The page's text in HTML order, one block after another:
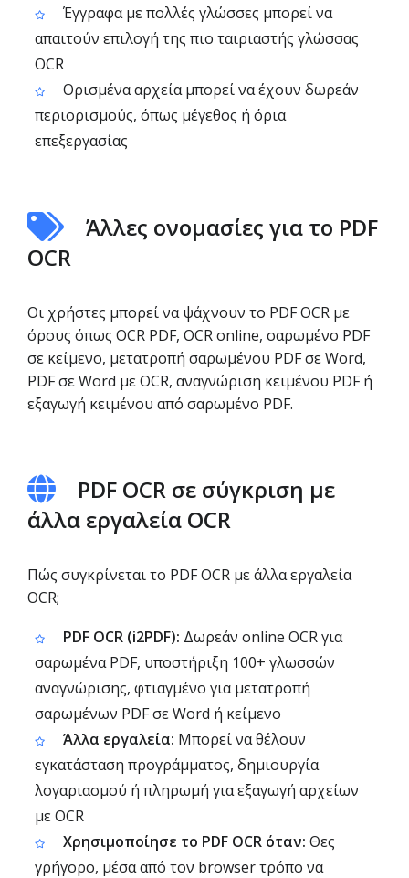
Έγγραφα με πολλές γλώσσες μπορεί να
απαιτούν επιλογή της πιο ταιριαστής γλώσσας
OCR
Ορισμένα αρχεία μπορεί να έχουν δωρεάν
περιορισμούς, όπως μέγεθος ή όρια
επεξεργασίας
Άλλες ονομασίες για το PDF
OCR
Οι χρήστες μπορεί να ψάχνουν το PDF OCR με
όρους όπως OCR PDF, OCR online, σαρωμένο PDF
σε κείμενο, μετατροπή σαρωμένου PDF σε Word,
PDF σε Word με OCR, αναγνώριση κειμένου PDF ή
εξαγωγή κειμένου από σαρωμένο PDF.
PDF OCR σε σύγκριση με
άλλα εργαλεία OCR
Πώς συγκρίνεται το PDF OCR με άλλα εργαλεία
OCR;
PDF OCR (i2PDF): Δωρεάν online OCR για
σαρωμένα PDF, υποστήριξη 100+ γλωσσών
αναγνώρισης, φτιαγμένο για μετατροπή
σαρωμένων PDF σε Word ή κείμενο
Άλλα εργαλεία: Μπορεί να θέλουν
εγκατάσταση προγράμματος, δημιουργία
λογαριασμού ή πληρωμή για εξαγωγή αρχείων
με OCR
Χρησιμοποίησε το PDF OCR όταν: Θες
γρήγορο, μέσα από τον browser τρόπο να